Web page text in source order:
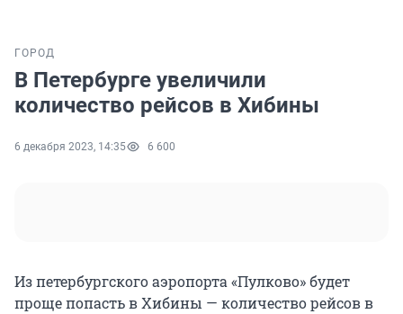
ГОРОД
В Петербурге увеличили
количество рейсов в Хибины
6 декабря 2023, 14:35 6 600
Из петербургского аэропорта «Пулково» будет
проще попасть в Хибины — количество рейсов в